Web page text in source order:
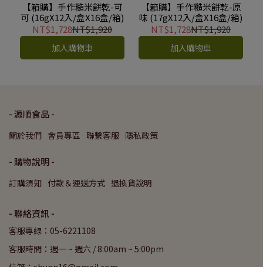
【箱購】手作糙米餅乾-可
可 (16gX12入/盒X16盒/箱)
NT$1,728NT$1,920
加入購物車
【箱購】手作糙米餅乾-原
味 (17gX12入/盒X16盒/箱)
NT$1,728NT$1,920
加入購物車
- 源順食品 -
關於我們 會員專區 聯繫客服 隱私政策
- 購物說明 -
訂購須知 付款＆運送方式 退換貨說明
- 聯絡資訊 -
客服專線：05-6221108
客服時間：週一 ~ 週六 / 8:00am ~ 5:00pm